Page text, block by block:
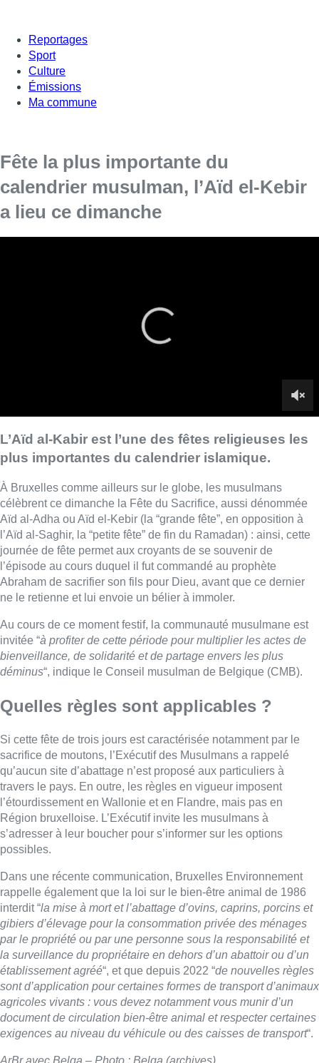
Reportages
Sport
Culture
Émissions
Ma commune
Fête la plus importante du
calendrier musulman, l’Aïd el-Kebir
a lieu ce dimanche
célèbrent ce dimanche la Fête du Sacrifice, aussi dénommée
Aïd al-Adha ou Aïd el-Kebir (la “grande fête”, en opposition à
l’Aïd al-Saghir, la “petite fête” de fin du Ramadan) : ainsi, cette
Abraham de sacrifier son fils pour Dieu, avant que ce dernier
Au cours de ce moment festif, la communauté musulmane est
à profiter de cette période pour multiplier les actes de
bienveillance, de solidarité et de partage envers les plus
déminus
Quelles règles sont applicables ?
Si cette fête de trois jours est caractérisée notamment par le
sacrifice de moutons, l’Exécutif des Musulmans a rappelé
qu’aucun site d’abattage n’est proposé aux particuliers à
travers le pays. En outre, les règles en vigueur imposent
Région bruxelloise. L’Exécutif invite les musulmans à
s’adresser à leur boucher pour s’informer sur les options
possibles.
rappelle également que la loi sur le bien-être animal de 1986
interdit “la mise à mort et l’abattage d’ovins, caprins, porcins et
gibiers d’élevage pour la consommation privée des ménages
par le propriété ou par une personne sous la responsabilité et
la surveillance du propriétaire en dehors d’un abattoir ou d’un
établissement agréé“, et que depuis 2022 “ de nouvelles règles
sont d’application pour certaines formes de transport d’animaux
agricoles vivants : vous devez notamment vous munir d’un
document de circulation bien-être animal et respecter certaines
exigences au niveau du véhicule ou des caisses de transport
ArBr avec Belga – Photo : Belga (archives)
■ Des informations recueillies parMeryem Laadissi et Loïc
Bourlard
Lire aussi :
La 718e plantation du Meyboom
célébrée sous les vivats à Bruxelles